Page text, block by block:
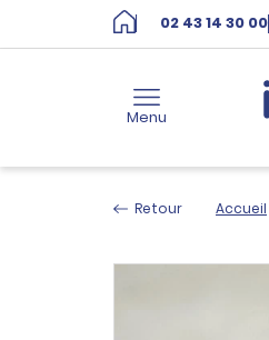
02 43 14 30 00
Menu
Retour Accueil